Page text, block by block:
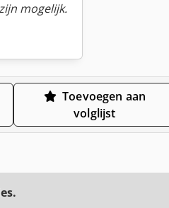
mogelijk.
Toevoegen aan
volglijst